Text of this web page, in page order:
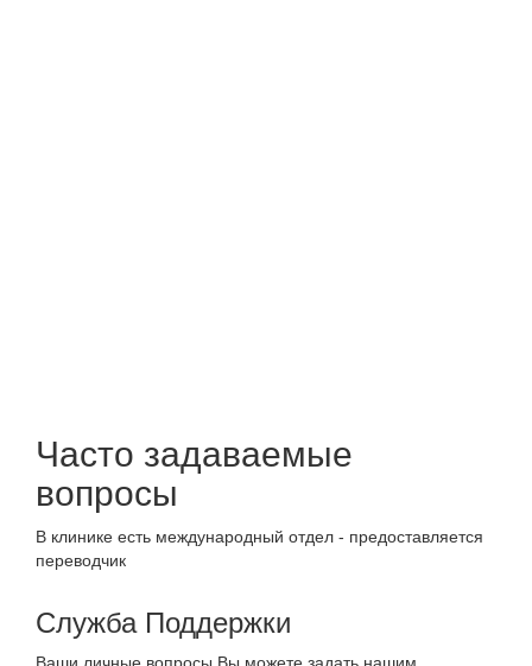
Часто задаваемые
вопросы
В клинике есть международный отдел - предоставляется
переводчик
Служба Поддержки